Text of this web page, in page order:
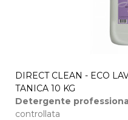
DIRECT CLEAN - ECO
TANICA 10 KG
Detergente
controllata